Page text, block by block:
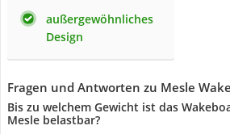
außergewöhnliches
Design
Fragen und Antworten zu Mesle
Bis zu welchem Gewicht ist das
Mesle belastbar?